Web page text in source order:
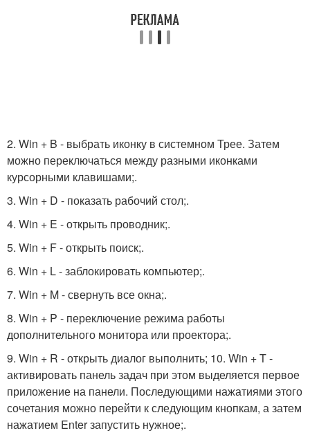
2. Win + B - выбрать иконку в системном Трее. Затем
можно переключаться между разными иконками
курсорными клавишами;.
3. Win + D - показать рабочий стол;.
4. Win + E - открыть проводник;.
5. Win + F - открыть поиск;.
6. Win + L - заблокировать компьютер;.
7. Win + M - свернуть все окна;.
8. Win + P - переключение режима работы
дополнительного монитора или проектора;.
9. Win + R - открыть диалог выполнить; 10. Win + T -
активировать панель задач при этом выделяется первое
приложение на панели. Последующими нажатиями этого
сочетания можно перейти к следующим кнопкам, а затем
нажатием Enter запустить нужное;.